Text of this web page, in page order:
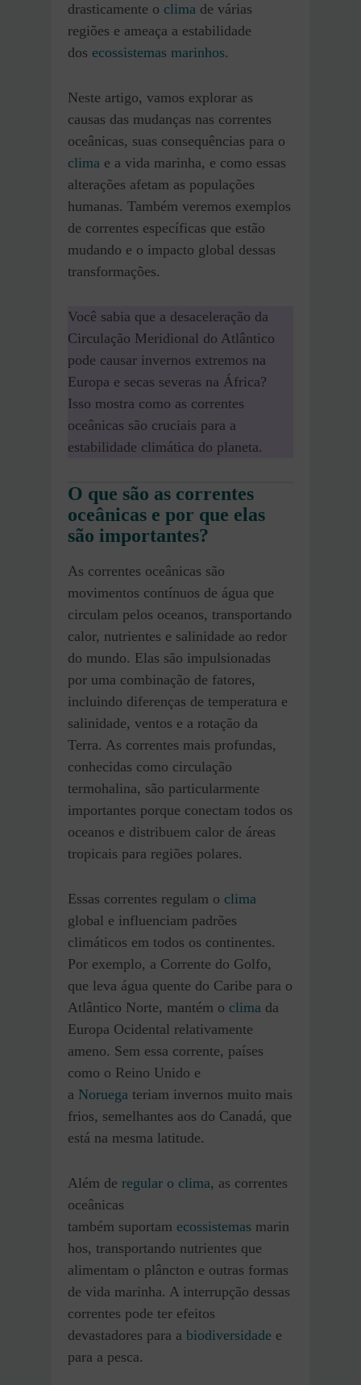
drasticamente o clima de várias
regiões e ameaça a estabilidade
dos ecossistemas marinhos.
Neste artigo, vamos explorar as
causas das mudanças nas correntes
oceânicas, suas consequências para o
clima e a vida marinha, e como essas
alterações afetam as populações
humanas. Também veremos exemplos
de correntes específicas que estão
mudando e o impacto global dessas
transformações.
Você sabia que a desaceleração da
Circulação Meridional do Atlântico
pode causar invernos extremos na
Europa e secas severas na África?
Isso mostra como as correntes
oceânicas são cruciais para a
estabilidade climática do planeta.
O que são as correntes
oceânicas e por que elas
são importantes?
As correntes oceânicas são
movimentos contínuos de água que
circulam pelos oceanos, transportando
calor, nutrientes e salinidade ao redor
do mundo. Elas são impulsionadas
por uma combinação de fatores,
incluindo diferenças de temperatura e
salinidade, ventos e a rotação da
Terra. As correntes mais profundas,
conhecidas como circulação
termohalina, são particularmente
importantes porque conectam todos os
oceanos e distribuem calor de áreas
tropicais para regiões polares.
Essas correntes regulam o clima
global e influenciam padrões
climáticos em todos os continentes.
Por exemplo, a Corrente do Golfo,
que leva água quente do Caribe para o
Atlântico Norte, mantém o clima da
Europa Ocidental relativamente
ameno. Sem essa corrente, países
como o Reino Unido e
a Noruega teriam invernos muito mais
frios, semelhantes aos do Canadá, que
está na mesma latitude.
Além de regular o clima, as correntes
oceânicas
também suportam ecossistemas marin
hos, transportando nutrientes que
alimentam o plâncton e outras formas
de vida marinha. A interrupção dessas
correntes pode ter efeitos
devastadores para a biodiversidade e
para a pesca.